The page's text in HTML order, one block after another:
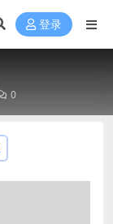
登录
0